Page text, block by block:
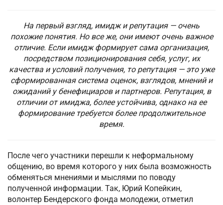
На первый взгляд, имидж и репутация — очень
похожие понятия. Но все же, они имеют очень важное
отличие. Если имидж формирует сама организация,
посредством позиционирования себя, услуг, их
качества и условий получения, то репутация — это уже
сформированная система оценок, взглядов, мнений и
ожиданий у бенефициаров и партнеров. Репутация, в
отличии от имиджа, более устойчива, однако на ее
формирование требуется более продолжительное
время.
После чего участники перешли к неформальному
общению, во время которого у них была возможность
обменяться мнениями и мыслями по поводу
полученной информации. Так, Юрий Копейкин,
волонтер Бендерского фонда молодежи, отметил